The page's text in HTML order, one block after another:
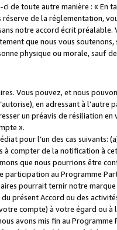
de toute autre manière : « En
de la réglementation,
notre accord écrit préalable.
que nous vous
physique ou morale, sauf
Vous pouvez, et nous
en adressant à l’autre
un préavis de résiliation
».
pour l’un des cas suivants:
compter de la notification à
que nous pourrions être
au Programme
pourrait ternir notre
présent Accord ou des
compte) à votre égard ou
avons mis fin au Programme